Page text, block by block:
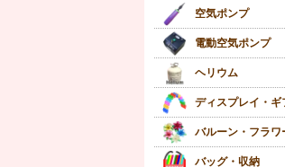
空気ポンプ
電動空気ポンプ
ヘリウム
ディスプレイ・ギ
バルーン・フラワ
バッグ・収納